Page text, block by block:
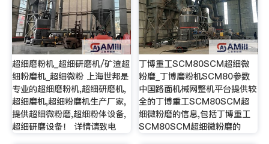
超细磨粉机_超细研磨机/矿渣超
细粉磨机_超细微粉 上海世邦是
专业的超细磨粉机,超细研磨机,
超细磨机,超细粉磨机生产厂家,
提供超细微粉磨,超细粉体设备,
超细研磨设备！ 详情请致电
丁博重工SCM80SCM超细微
粉磨_丁博磨粉机SCM80参数
中国路面机械网整机平台提供较
全的丁博重工SCM80SCM超
细微粉磨的信息,包括丁博重工
SCM80SCM超细微粉磨的